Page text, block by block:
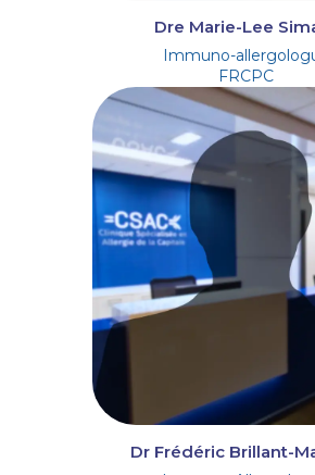
Dre Marie-Lee
Immuno-
FRCPC
Dr Frédéric Brillant-